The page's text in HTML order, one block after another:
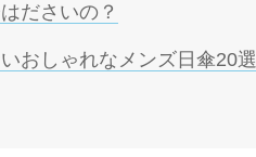
ださいの？
おしゃれなメンズ日傘20選